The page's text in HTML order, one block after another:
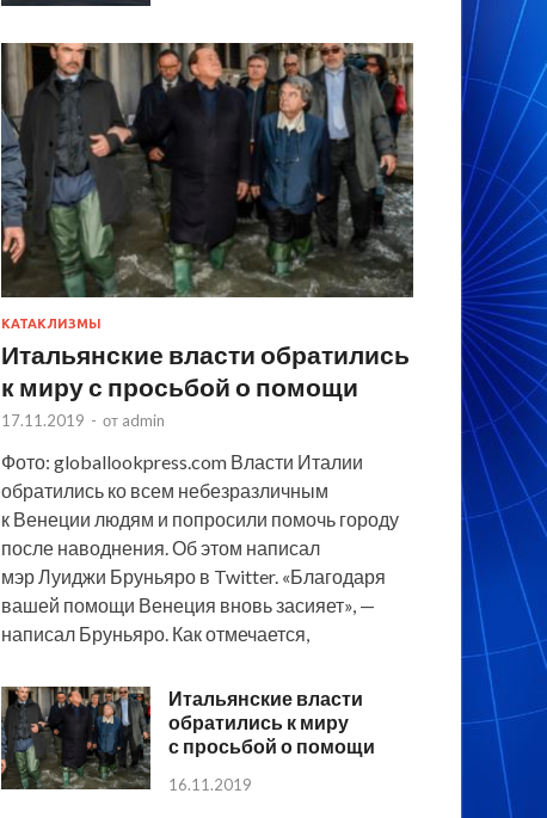
КАТАКЛИЗМЫ
Итальянские власти обратились
к миру с просьбой о помощи
17.11.2019 - от admin
Фото: globallookpress.com Власти Италии
обратились ко всем небезразличным
к Венеции людям и попросили помочь городу
после наводнения. Об этом написал
мэр Луиджи Бруньяро в Twitter. «Благодаря
вашей помощи Венеция вновь засияет», —
написал Бруньяро. Как отмечается,
Итальянские власти
обратились к миру
с просьбой о помощи
16.11.2019